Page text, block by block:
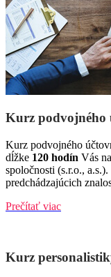
Kurz podvojného
Kurz podvojného
dĺžke 120 hodín Vás
spoločnosti (s.r.o.,
predchádzajúcich
Prečítať viac
Kurz